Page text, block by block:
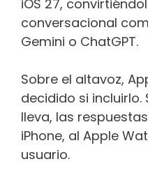
iOS 27,
conversacional
Gemini o ChatGPT.
Sobre el altavoz,
decidido si incluirlo.
lleva, las
iPhone, al Apple
usuario.